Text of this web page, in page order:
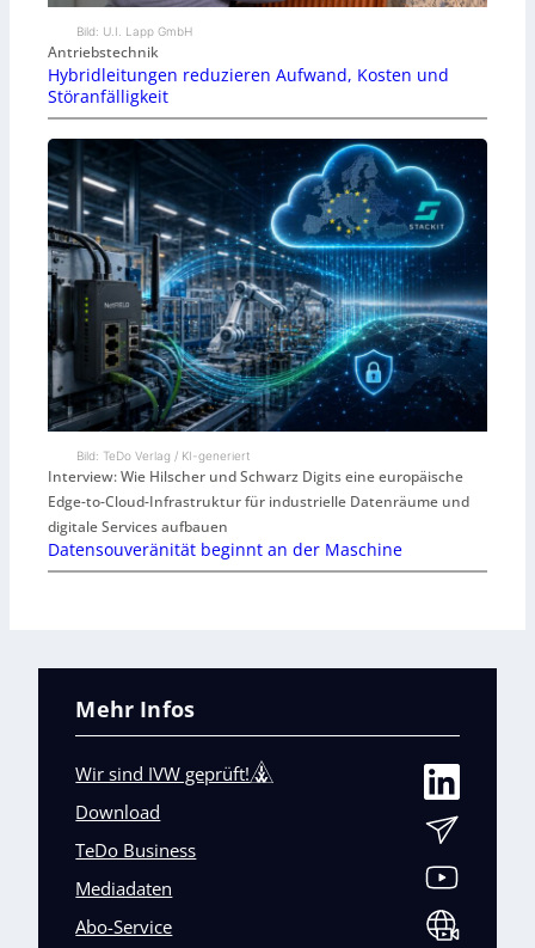
Bild: U.I. Lapp GmbH
Antriebstechnik
Hybridleitungen reduzieren Aufwand, Kosten und
Störanfälligkeit
Bild: TeDo Verlag / KI-generiert
Interview: Wie Hilscher und Schwarz Digits eine europäische
Edge-to-Cloud-Infrastruktur für industrielle Datenräume und
digitale Services aufbauen
Datensouveränität beginnt an der Maschine
Mehr Infos
Wir sind IVW geprüft!
Download
TeDo Business
Mediadaten
Abo-Service